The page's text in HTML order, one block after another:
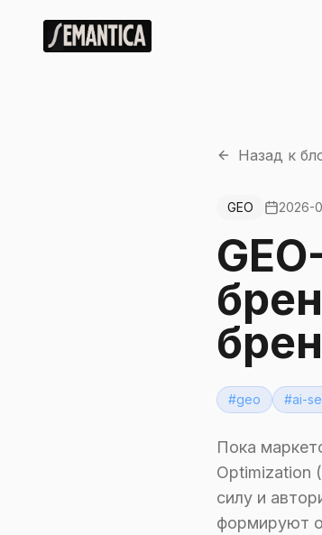
Назад к
GEO 2026-
#geo #ai-
Пока
Optimization
силу и
формируют